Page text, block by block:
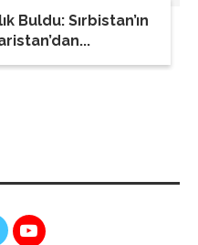
Buldu: Sırbistan’ın